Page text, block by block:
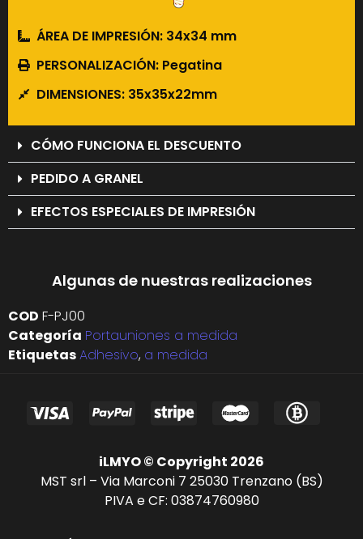
ÁREA DE IMPRESIÓN: 34x34 mm
PERSONALIZACIÓN: Pegatina
DIMENSIONES: 35x35x22mm
CÓMO FUNCIONA EL DESCUENTO
PEDIDO A GRANEL
EFECTOS ESPECIALES DE IMPRESIÓN
Algunas de nuestras realizaciones
COD F-PJ00
Categoría Portauniones a medida
EtiquetasAdhesivo, a medida
iLMYO © Copyright 2026
MST srl – Via Marconi 7 25030 Trenzano (BS)
PIVA e CF: 03874760980